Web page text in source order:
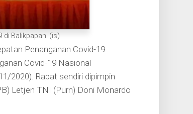
di Balikpapan. (is)
Penanganan Covid-19
Covid-19 Nasional
2020). Rapat sendiri dipimpin
Letjen TNI (Purn) Doni Monardo